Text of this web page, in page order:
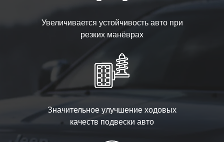
Увеличивается устойчивость авто при
резких манёврах
Значительное улучшение ходовых
качеств подвески авто